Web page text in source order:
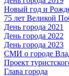
Новый год и
75 лет Великой
День города 2021
День города 2022
День города 2023
СМИ о городе
Проект
Глава города